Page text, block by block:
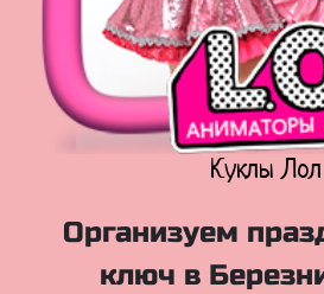
Куклы Лол
Организуем
ключ в